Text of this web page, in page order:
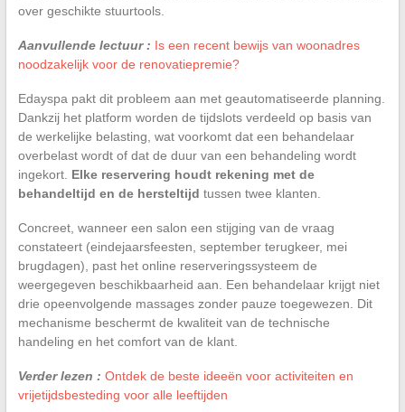
over geschikte stuurtools.
Aanvullende lectuur : Is een recent bewijs van woonadres
noodzakelijk voor de renovatiepremie?
Edayspa pakt dit probleem aan met geautomatiseerde planning.
Dankzij het platform worden de tijdslots verdeeld op basis van
de werkelijke belasting, wat voorkomt dat een behandelaar
overbelast wordt of dat de duur van een behandeling wordt
ingekort. Elke reservering houdt rekening met de
behandeltijd en de hersteltijd tussen twee klanten.
Concreet, wanneer een salon een stijging van de vraag
constateert (eindejaarsfeesten, september terugkeer, mei
brugdagen), past het online reserveringssysteem de
weergegeven beschikbaarheid aan. Een behandelaar krijgt niet
drie opeenvolgende massages zonder pauze toegewezen. Dit
mechanisme beschermt de kwaliteit van de technische
handeling en het comfort van de klant.
Verder lezen : Ontdek de beste ideeën voor activiteiten en
vrijetijdsbesteding voor alle leeftijden